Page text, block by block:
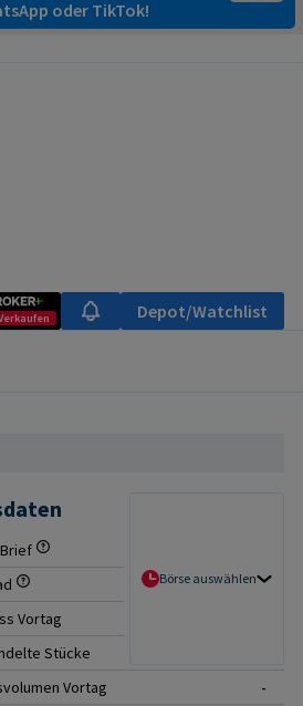
oder TikTok!
Depot/Watchlist
Börse auswählen
-
Vortag
Stücke
Vortag
-